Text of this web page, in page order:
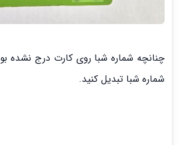
چنانچه شماره شبا روی کارت درج نشده
شماره شبا تبدیل کنید.